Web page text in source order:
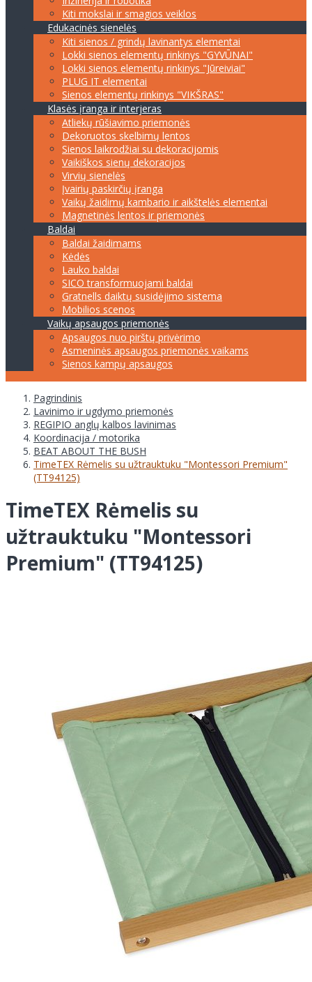
Kiti mokslai ir smagios veiklos
Edukacinės sienelės
Kiti sienos / grindų lavinantys elementai
Lokki sienos elementų rinkinys "GYVŪNAI"
Lokki sienos elementų rinkinys "Jūreiviai"
PLUG IT elementai
Sienos elementų rinkinys "VIKŠRAS"
Klasės įranga ir interjeras
Atliekų rūšiavimo priemonės
Dekoruotos skelbimų lentos
Sienos laikrodžiai su dekoracijomis
Vaikiškos sienų dekoracijos
Virvių sienelės
Įvairių paskirčių įranga
Vaikų žaidimų kambario ir aikštelės elementai
Magnetinės lentos ir priemonės
Baldai
Baldai žaidimams
Kėdės
Lauko baldai
SICO transformuojami baldai
Gratnells daiktų susidėjimo sistema
Mobilios scenos
Vaikų apsaugos priemonės
Apsaugos nuo pirštų privėrimo
Asmeninės apsaugos priemonės vaikams
Sienos kampų apsaugos
Pagrindinis
Lavinimo ir ugdymo priemonės
REGIPIO anglų kalbos lavinimas
Koordinacija / motorika
BEAT ABOUT THE BUSH
TimeTEX Rėmelis su užtrauktuku "Montessori Premium"
(TT94125)
TimeTEX Rėmelis su
užtrauktuku "Montessori
Premium" (TT94125)